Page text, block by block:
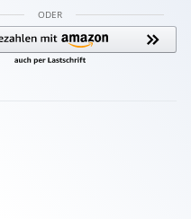
ODER